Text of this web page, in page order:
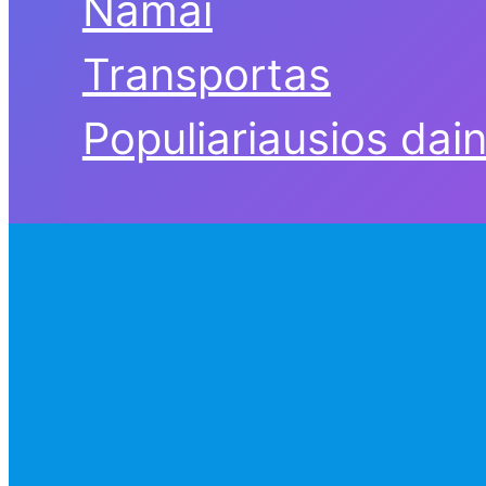
Transportas
Populiariausios